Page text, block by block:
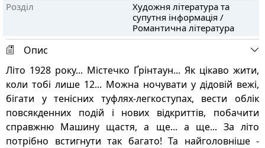
Розділ
Художня література та
супутня інформація /
Романтична література
Опис
Літо 1928 року... Містечко Ґрінтаун... Як цікаво жити,
коли тобі лише 12... Можна ночувати у дідовій вежі,
бігати у тенісних туфлях-легкоступах, вести облік
повсякденних подій і нових відкриттів, побачити
справжню Машину щастя, а ще... а ще... За літо
потрібно встигнути так багато! Та найголовніше -